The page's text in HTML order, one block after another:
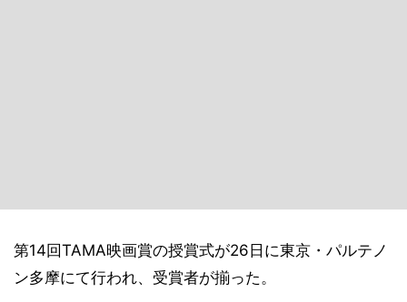
第14回TAMA映画賞の授賞式が26日に東京・パルテノ
ン多摩にて行われ、受賞者が揃った。